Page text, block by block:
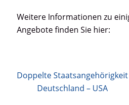
Weitere Informationen zu
Angebote finden Sie hier:
Doppelte Staatsangehörigkeit
Deutschland – USA